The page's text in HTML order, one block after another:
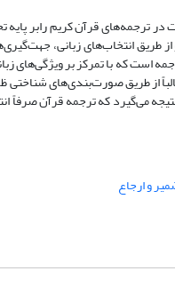
در ترجمه‌های قرآن کریم رابر
از طریق انتخاب‌های زبانی،
که با تمرکز بر ویژگی‌های
از طریق صورت‌بندی‌های شناختی
می‌گیرد که ترجمه قرآن صرفاً
و ارجاع